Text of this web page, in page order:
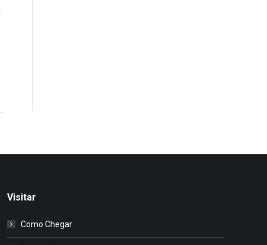
Visitar
Como Chegar